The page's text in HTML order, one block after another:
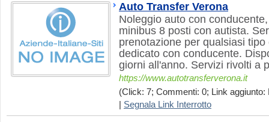
Auto Transfer Verona
Noleggio auto con
minibus 8 posti con autista.
prenotazione per qualsiasi
dedicato con conducente.
giorni all'anno. Servizi rivolti a
https://www.autotransferverona.it
(Click: 7; Commenti: 0; Link aggiunto:
Segnala Link Interrotto